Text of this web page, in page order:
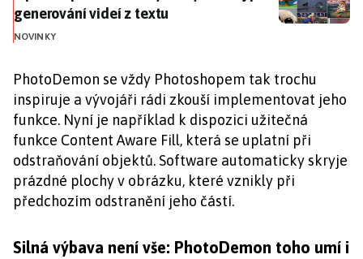
generování videí z textu
NOVINKY
PhotoDemon se vždy Photoshopem tak trochu
inspiruje a vývojáři rádi zkouší implementovat jeho
funkce. Nyní je například k dispozici užitečná
funkce Content Aware Fill, která se uplatní při
odstraňování objektů. Software automaticky skryje
prázdné plochy v obrázku, které vznikly při
předchozím odstranění jeho částí.
Silná výbava není vše: PhotoDemon toho umí i